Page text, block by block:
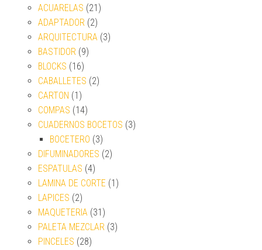
ACUARELAS (21)
ADAPTADOR (2)
ARQUITECTURA (3)
BASTIDOR (9)
BLOCKS (16)
CABALLETES (2)
CARTON (1)
COMPAS (14)
CUADERNOS BOCETOS (3)
BOCETERO (3)
DIFUMINADORES (2)
ESPATULAS (4)
LAMINA DE CORTE (1)
LAPICES (2)
MAQUETERIA (31)
PALETA MEZCLAR (3)
PINCELES (28)